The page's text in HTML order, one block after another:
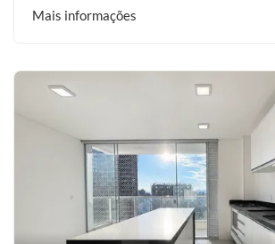
Mais informações